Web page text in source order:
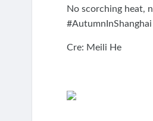
No scorching heat,
Cre: Meili He